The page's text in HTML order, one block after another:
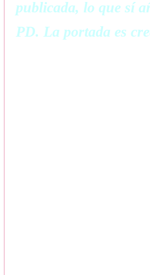
publicada, lo que sí
PD. La portada es